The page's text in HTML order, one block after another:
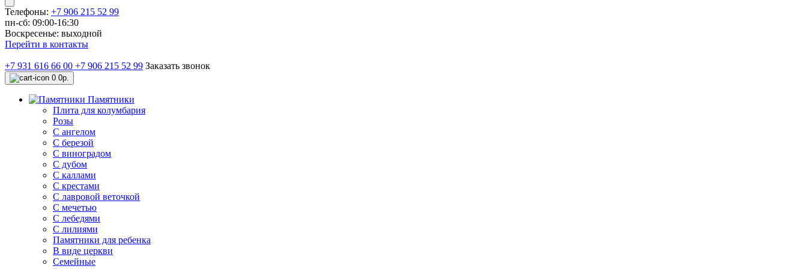
Телефоны: +7 906 215 52 99
пн-сб: 09:00-16:30
Воскресенье: выходной
Перейти в контакты
+7 931 616 66 00 +7 906 215 52 99 Заказать звонок
0 0р.
Памятники
Плита для колумбария
Розы
C ангелом
C березой
С виноградом
С дубом
С каллами
С крестами
С лавровой веточкой
С мечетью
C лебедями
С лилиями
Памятники для ребенка
В виде церкви
Семейные